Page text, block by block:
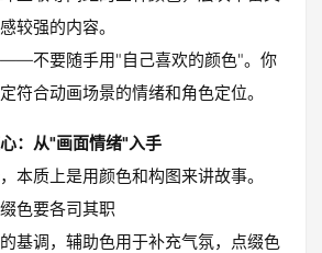
较强的内容。
不要随手用"自己喜欢的颜色"。你
符合动画场景的情绪和角色定位。
：从"画面情绪"入手
本质上是用颜色和构图来讲故事。
色要各司其职
基调，辅助色用于补充气氛，点缀色